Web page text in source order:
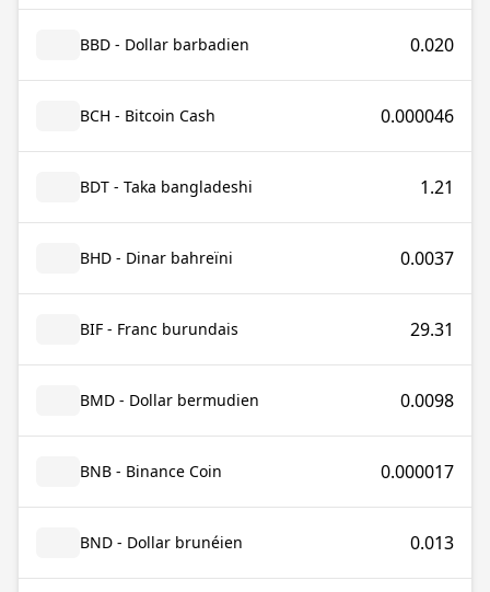
BBD - Dollar barbadien 0.020
BCH - Bitcoin Cash 0.000046
BDT - Taka bangladeshi 1.21
BHD - Dinar bahreïni 0.0037
BIF - Franc burundais 29.31
BMD - Dollar bermudien 0.0098
BNB - Binance Coin 0.000017
BND - Dollar brunéien 0.013